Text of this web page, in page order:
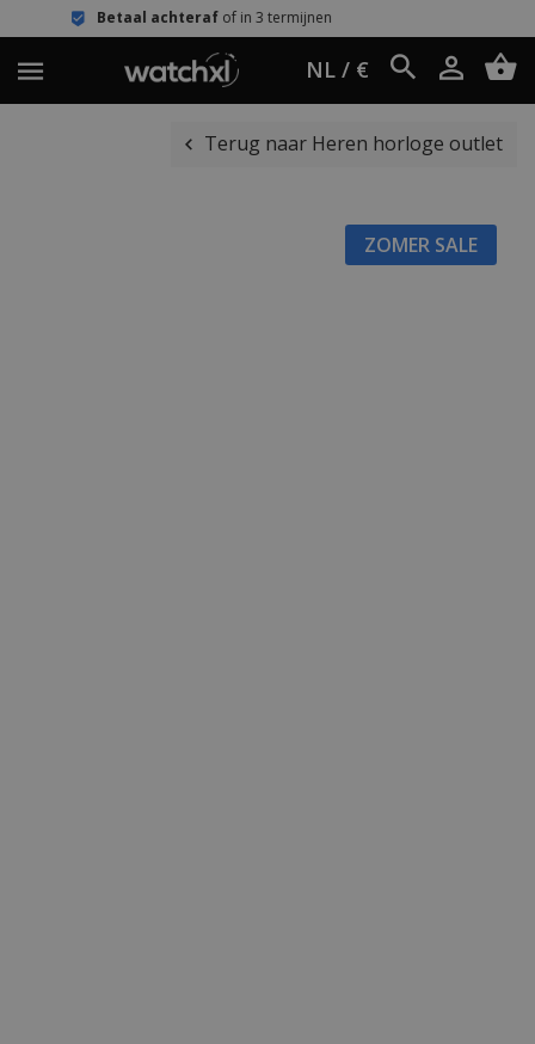
achteraf of in 3 termijnen
NL / €
Terug naar Heren horloge outlet
ZOMER SALE